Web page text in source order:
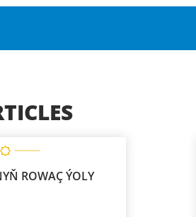
ROWAÇ ÝOLY